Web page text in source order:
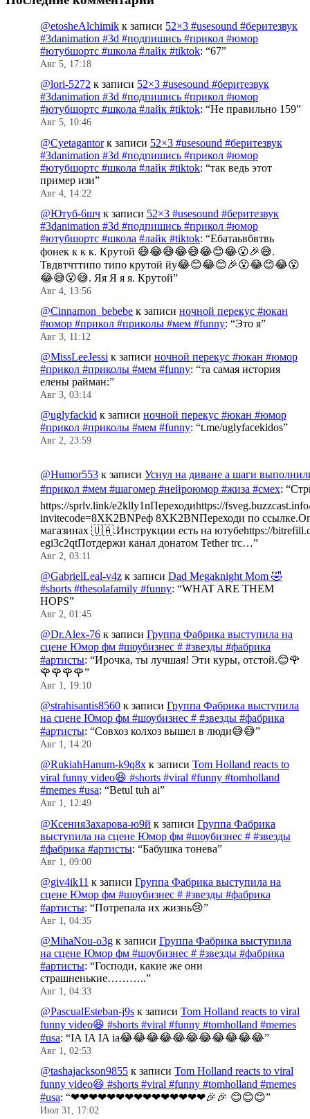
@etosheAlchimik к записи 52×3 #usesound #беритезвук
#3danimation #3d #подпишись #прикол #юмор
#ютубшортс #школа #лайк #tiktok: “67”
Авг 5, 17:18
@lori-5272 к записи 52×3 #usesound #беритезвук
#3danimation #3d #подпишись #прикол #юмор
#ютубшортс #школа #лайк #tiktok: “Не правильно 159”
Авг 5, 10:46
@Cyetagantorк записи 52×3 #usesound #беритезвук
#3danimation #3d #подпишись #прикол #юмор
#ютубшортс #школа #лайк #tiktok: “так ведь этот
пример изи”
Авг 4, 14:22
@Ютуб-6шч к записи 52×3 #usesound #беритезвук
#3danimation #3d #подпишись #прикол #юмор
#ютубшортс #школа #лайк #tiktok: “Ебатаьвбвтвь
фонек к к к. Крутой 😅😂😅😂😅😂😊😂😮🎉😅.
Твдвтчттипо типо крутой йу😂😊😂😊🎉😮😂😊😂😮
😂😅😮😅. Яя Я я я. Крутой”
Авг 4, 13:56
@Cinnamon_bebebe к записи ночной перекус #юкан
#юмор #прикол #приколы #мем #funny: “Это я”
Авг 3, 11:12
@MissLeeJessi к записи ночной перекус #юкан #юмор
#прикол #приколы #мем #funny: “та самая история
елены райман:”
Авг 3, 03:14
@uglyfackid к записи ночной перекус #юкан #юмор
#прикол #приколы #мем #funny: “t.me/uglyfacekidos”
Авг 2, 23:59
@Humor553 к записи Уснул на диване а шаги
#прикол #мем #шагомер #нейроюмор #жиза #смех: “
https://sprlv.link/e2klly1nПереходиhttps://
invitecode=8XK2BNРеф 8XK2BNПереходи по
магазинах 🇺🇦.Инструкции есть на ютубеhttps://
egi3c2qtПотдержи канал донатом Tether trc…”
Авг 2, 03:11
@GabrielLeal-v4z к записи Dad Megaknight Mom 🤣
#shorts #thesolafamily #funny: “WHAT ARE THEM
HOPS”
Авг 2, 01:45
@Dr.Alex-76 к записи Группа Фабрика выступила на
сцене Юмор фм #шоубизнес # #звезды #фабрика
#артисты: “Ирочка, ты лучшая! Эти куры, отстой.😊🌹
🌹🌹🌹🌹”
Авг 1, 19:10
@strahisantis8560 к записи Группа Фабрика выступила
на сцене Юмор фм #шоубизнес # #звезды #фабрика
#артисты: “Совхоз колхоз вышел в люди😅😅”
Авг 1, 14:20
@RukiahHanum-k9q8x к записи Tom Holland reacts to
viral funny video😆 #shorts #viral #funny #tomholland
#memes #usa: “Betul tuh ai”
Авг 1, 12:49
@КсенияЗахарова-ю9й к записи Группа Фабрика
выступила на сцене Юмор фм #шоубизнес # #звезды
#фабрика #артисты: “Бабушка тонева”
Авг 1, 09:00
@giv4ik11 к записи Группа Фабрика выступила на
сцене Юмор фм #шоубизнес # #звезды #фабрика
#артисты: “Потрепала их жизнь😢”
Авг 1, 04:35
@MihaNou-o3g к записи Группа Фабрика выступила
на сцене Юмор фм #шоубизнес # #звезды #фабрика
#артисты: “Господи, какие же они
страшненькие………..”
Авг 1, 04:33
@PascualEsteban-j9s к записи Tom Holland reacts to viral
funny video😆 #shorts #viral #funny #tomholland #memes
#usa: “IA IA IA ia😂😂😂😂😂😂😂😂😂😂😂”
Авг 1, 02:53
@tashajackson9855 к записи Tom Holland reacts to viral
funny video😆 #shorts #viral #funny #tomholland #memes
#usa: “❤❤❤❤❤❤❤❤❤❤❤❤❤❤❤🎉🎉 😊😊😊”
Июл 31, 17:02